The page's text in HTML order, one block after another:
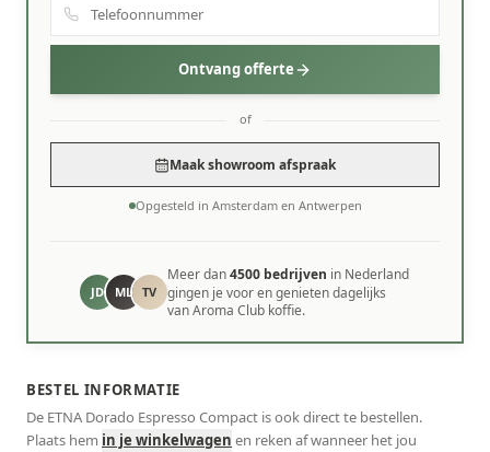
Ontvang offerte
of
Maak showroom afspraak
Opgesteld in Amsterdam en Antwerpen
JD ML TV
Meer dan4500 bedrijven in Nederland
gingen je voor en genieten dagelijks
van Aroma Club koffie.
BESTEL INFORMATIE
De ETNA Dorado Espresso Compact is ook direct te bestellen.
Plaats hem in je winkelwagen en reken af wanneer het jou